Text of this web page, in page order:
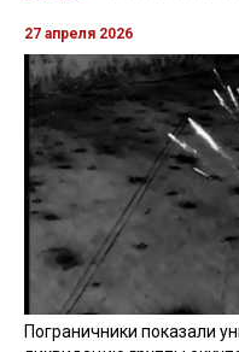
27 апреля 2026
Пограничники показали